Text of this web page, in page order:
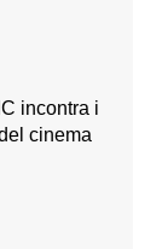
incontra i
cinema